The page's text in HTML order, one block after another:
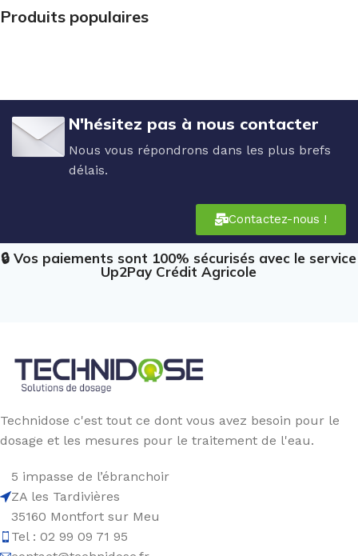
Produits populaires
N'hésitez pas à nous contacter
Nous vous répondrons dans les plus brefs
délais.
Contactez-nous !
🔒 Vos paiements sont 100% sécurisés avec le service
Up2Pay Crédit Agricole
Technidose c'est tout ce dont vous avez besoin pour le
dosage et les mesures pour le traitement de l'eau.
5 impasse de l’ébranchoir
ZA les Tardivières
35160 Montfort sur Meu
Tel : 02 99 09 71 95